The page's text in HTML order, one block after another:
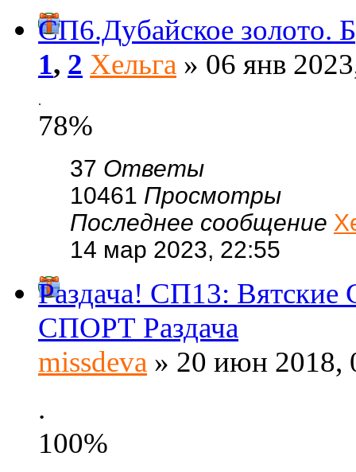
СП6.Дубайское золото.
1, 2 Хельга » 06 янв
.
78%
37 Ответы
10461 Просмотры
Последнее сообщение
14 мар 2023, 22:55
Раздача! СП13:
СПОРТ Раздача
missdeva » 20 июн 2018,
.
100%